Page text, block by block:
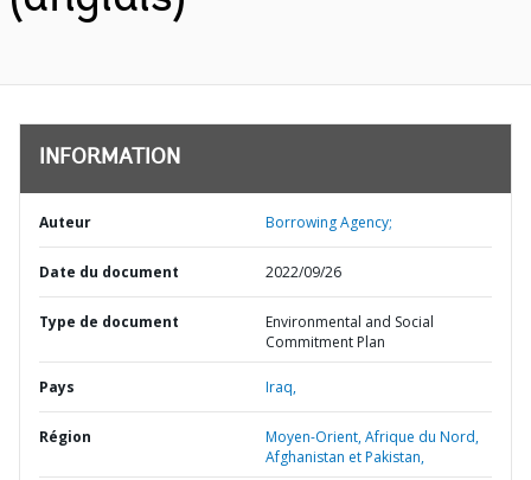
INFORMATION
Auteur Borrowing Agency;
Date du document 2022/09/26
Type de document
Environmental and Social
Commitment Plan
Pays Iraq,
Région
Moyen-Orient, Afrique du Nord,
Afghanistan et Pakistan,